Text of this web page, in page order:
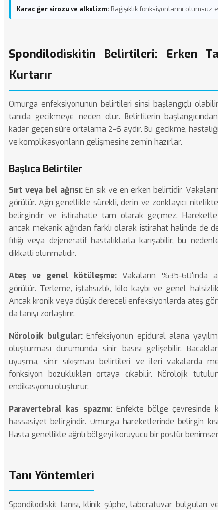
Karaciğer sirozu ve alkolizm: Bağışıklık fonksiyonlarını olumsuz
Spondilodiskitin Belirtileri: Erken
Kurtarır
Omurga enfeksiyonunun belirtileri sinsi başlangıçlı
tanıda gecikmeye neden olur. Belirtilerin
kadar geçen süre ortalama 2-6 aydır. Bu gecikme,
ve komplikasyonların gelişmesine zemin hazırlar.
Başlıca Belirtiler
Sırt veya bel ağrısı:En sık ve en erken belirtidir.
görülür. Ağrı genellikle sürekli, derin ve zonklayıcı
belirgindir ve istirahatle tam olarak geçmez.
ancak mekanik ağrıdan farklı olarak istirahat halinde de
fıtığı veya dejeneratif hastalıklarla karışabilir, bu nedenle
dikkatli olunmalıdır.
Ateş ve genel kötüleşme:Vakaların %35-60'ında
görülür. Terleme, iştahsızlık, kilo kaybı ve genel
Ancak kronik veya düşük dereceli enfeksiyonlarda ateş
da tanıyı zorlaştırır.
Nörolojik bulgular:Enfeksiyonun epidural alana
oluşturması durumunda sinir basısı gelişebilir.
uyuşma,sinir sıkışması belirtileri ve ileri vakalarda
fonksiyon bozuklukları ortaya çıkabilir. Nörolojik
endikasyonu oluşturur.
Paravertebral kas spazmı:Enfekte bölge çevresinde
hassasiyet belirgindir. Omurga hareketlerinde belirgin
Hasta genellikle ağrılı bölgeyi koruyucu bir postür
Tanı Yöntemleri
Spondilodiskit tanısı, klinik şüphe, laboratuvar bulguları